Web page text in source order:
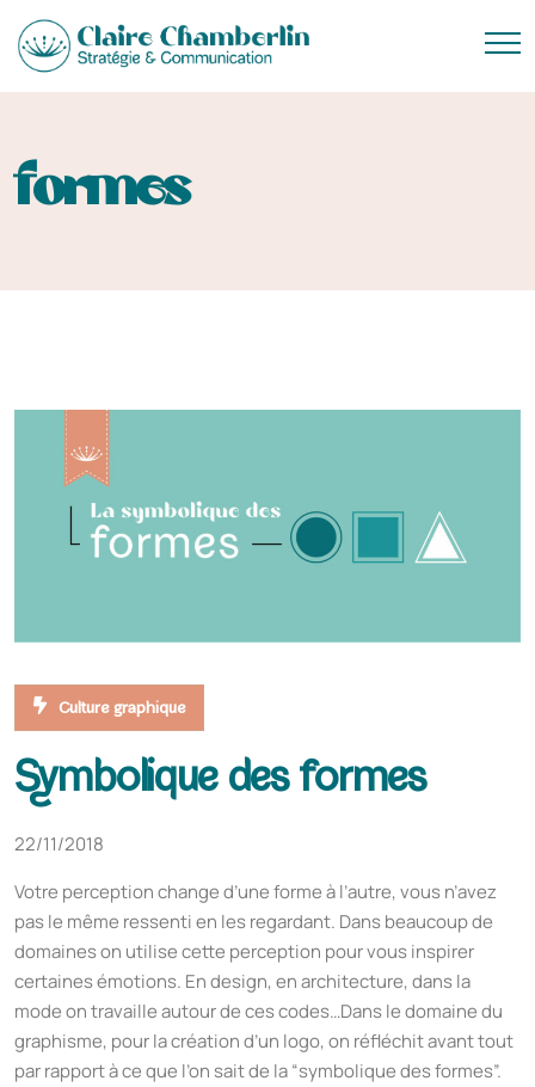
formes
Culture graphique
Symbolique des formes
22/11/2018
Votre perception change d’une forme à l’autre, vous n’avez
pas le même ressenti en les regardant. Dans beaucoup de
domaines on utilise cette perception pour vous inspirer
certaines émotions. En design, en architecture, dans la
mode on travaille autour de ces codes…Dans le domaine du
graphisme, pour la création d’un logo, on réfléchit avant tout
par rapport à ce que l’on sait de la “symbolique des formes”.